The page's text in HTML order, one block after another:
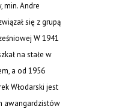
min. Andre
się z grupą
W 1941
na stałe w
a od 1956
Włodarski jest
awangardzistów